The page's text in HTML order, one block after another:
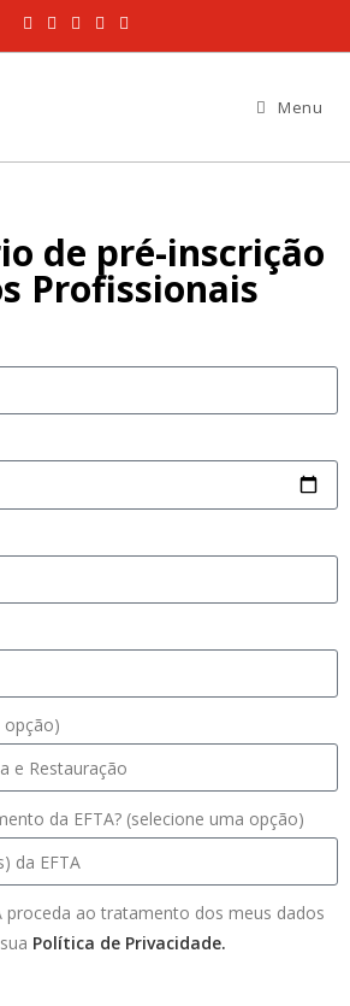
Menu
de pré-inscrição
Profissionais
opção)
da EFTA? (selecione uma opção)
proceda ao tratamento dos meus dados
Política de Privacidade.